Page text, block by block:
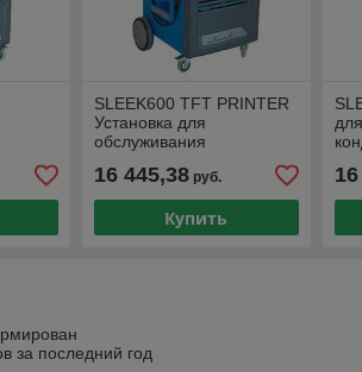
SLEEK600 TFT PRINTER
Установка для
обслуживания
R134а), SPIN (Италия)
16 445,38руб.
Купить
за последний год